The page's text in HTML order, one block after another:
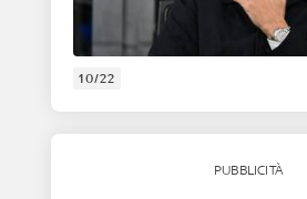
10/22
PUBBLICITÀ